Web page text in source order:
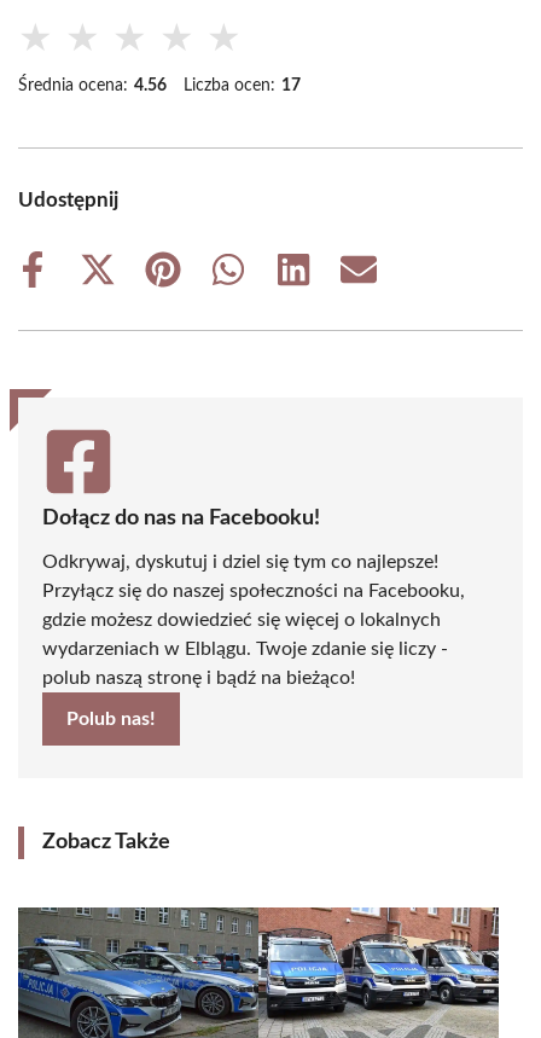
★ ★ ★ ★ ★
Średnia ocena: 4.56 Liczba ocen: 17
Udostępnij
Share
Share
(Twitter)
Share
Share
Share
Share
Dołącz do nas na Facebooku!
Odkrywaj, dyskutuj i dziel się tym co najlepsze!
Przyłącz się do naszej społeczności na Facebooku,
gdzie możesz dowiedzieć się więcej o lokalnych
wydarzeniach w Elblągu. Twoje zdanie się liczy -
polub naszą stronę i bądź na bieżąco!
Polub nas!
Zobacz Także